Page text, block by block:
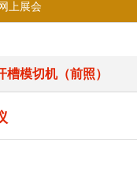
网上展会
模切机（前照）